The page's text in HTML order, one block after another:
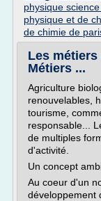
physique
physique et de
de chimie de
Les
Métiers ...
Agriculture
renouvelables,
tourisme,
responsable...
de multiples
d'activité.
Un concept
Au coeur d'un
développement